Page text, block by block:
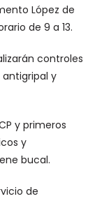
López de
de 9 a 13.
controles
y
y primeros
y
bucal.
de